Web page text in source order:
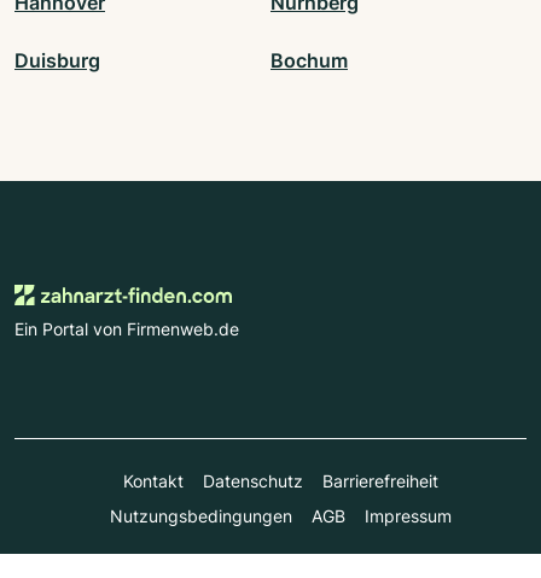
Duisburg Bochum
Ein Portal von Firmenweb.de
Kontakt Datenschutz
Barrierefreiheit
Nutzungsbedingungen
AGB Impressum